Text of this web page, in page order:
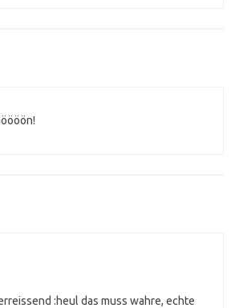
:heul das muss wahre, echte